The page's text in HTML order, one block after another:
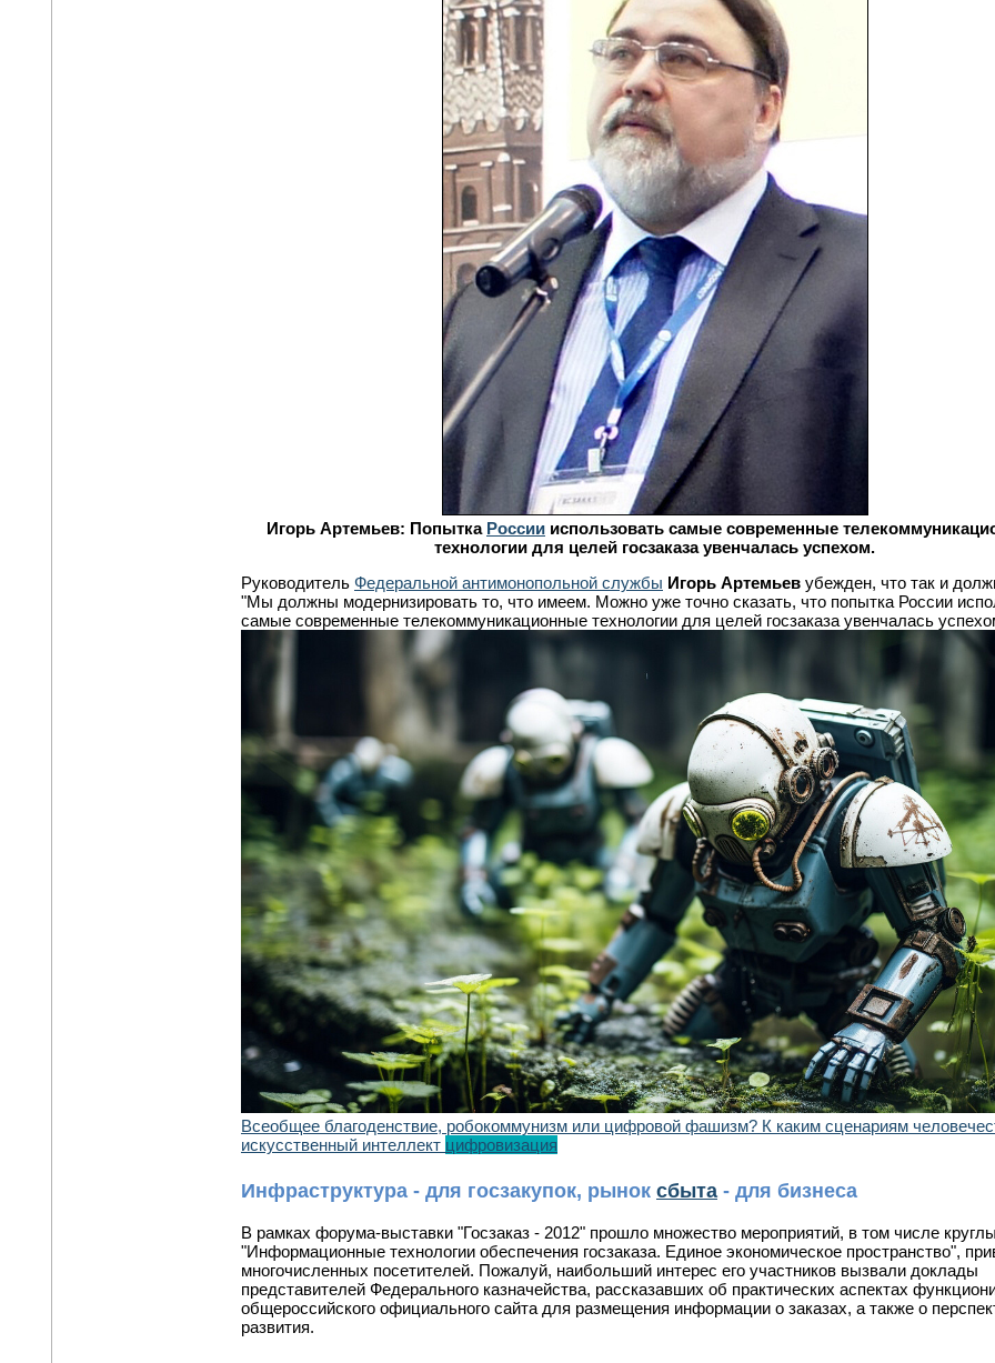
Игорь Артемьев: Попытка России использовать самые современные
технологии для целей госзаказа увенчалась успехом.
Руководитель Федеральной антимонопольной службы Игорь Артемьев убежден, что так и
"Мы должны модернизировать то, что имеем. Можно уже точно сказать, что попытка России
самые современные телекоммуникационные технологии для целей госзаказа увенчалась
Всеобщее благоденствие, робокоммунизм или цифровой фашизм? К каким сценариям
искусственный интеллект цифровизация
Инфраструктура - для госзакупок, рынок сбыта - для бизнеса
В рамках форума-выставки "Госзаказ - 2012" прошло множество мероприятий, в том числе
"Информационные технологии обеспечения госзаказа. Единое экономическое пространство",
многочисленных посетителей. Пожалуй, наибольший интерес его участников вызвали доклады
представителей Федерального казначейства, рассказавших об практических аспектах
общероссийского официального сайта для размещения информации о заказах, а также о
развития.